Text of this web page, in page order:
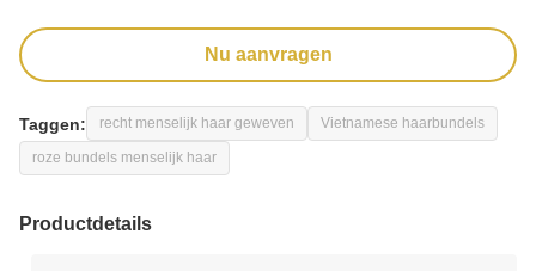
Nu aanvragen
Taggen: recht menselijk haar geweven Vietnamese haarbundels
roze bundels menselijk haar
Productdetails